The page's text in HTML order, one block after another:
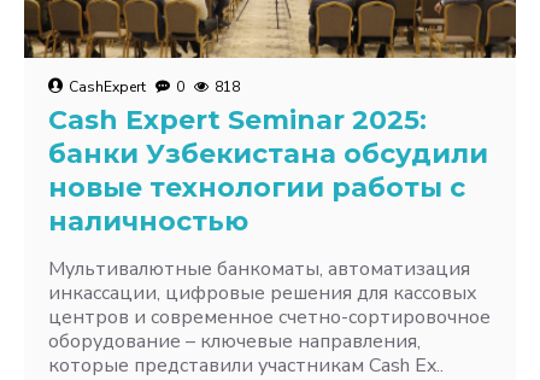
CashExpert 0 818
Cash Expert Seminar 2025:
банки Узбекистана обсудили
новые технологии работы с
наличностью
Мультивалютные банкоматы, автоматизация
инкассации, цифровые решения для кассовых
центров и современное счетно-сортировочное
оборудование – ключевые направления,
которые представили участникам Cash Ex..